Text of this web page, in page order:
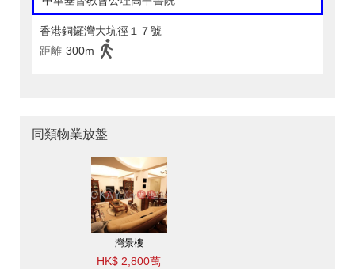
香港銅鑼灣大坑徑１７號
距離 300m
同類物業放盤
灣景樓
HK$ 2,800萬